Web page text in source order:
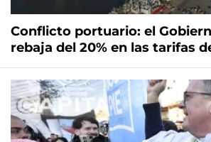
Conflicto portuario: el
rebaja del 20% en las tarifas